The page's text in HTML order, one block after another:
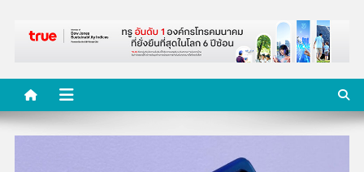
คนกับความคิด ชีวิตกับ
นวัตกรรม